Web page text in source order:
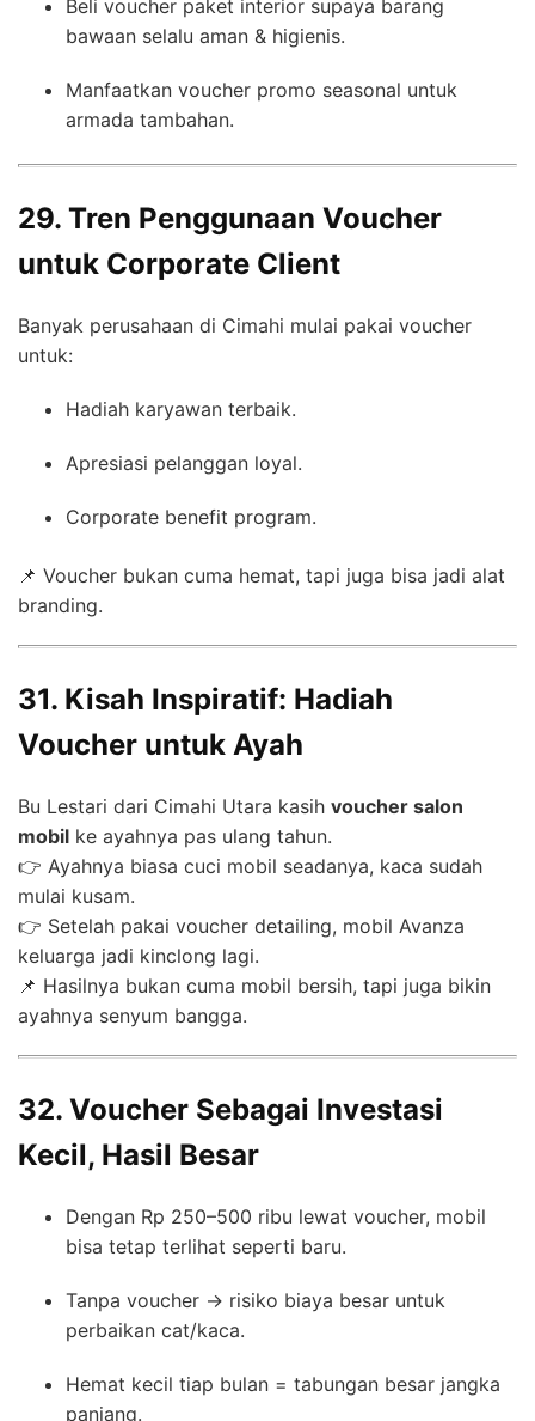
Beli voucher paket interior supaya barang
bawaan selalu aman & higienis.
Manfaatkan voucher promo seasonal untuk
armada tambahan.
29. Tren Penggunaan Voucher
untuk Corporate Client
Banyak perusahaan di Cimahi mulai pakai voucher
untuk:
Hadiah karyawan terbaik.
Apresiasi pelanggan loyal.
Corporate benefit program.
📌 Voucher bukan cuma hemat, tapi juga bisa jadi alat
branding.
31. Kisah Inspiratif: Hadiah
Voucher untuk Ayah
Bu Lestari dari Cimahi Utara kasih voucher salon
mobil ke ayahnya pas ulang tahun.
👉 Ayahnya biasa cuci mobil seadanya, kaca sudah
mulai kusam.
👉 Setelah pakai voucher detailing, mobil Avanza
keluarga jadi kinclong lagi.
📌 Hasilnya bukan cuma mobil bersih, tapi juga bikin
ayahnya senyum bangga.
32. Voucher Sebagai Investasi
Kecil, Hasil Besar
Dengan Rp 250–500 ribu lewat voucher, mobil
bisa tetap terlihat seperti baru.
Tanpa voucher → risiko biaya besar untuk
perbaikan cat/kaca.
Hemat kecil tiap bulan = tabungan besar jangka
panjang.